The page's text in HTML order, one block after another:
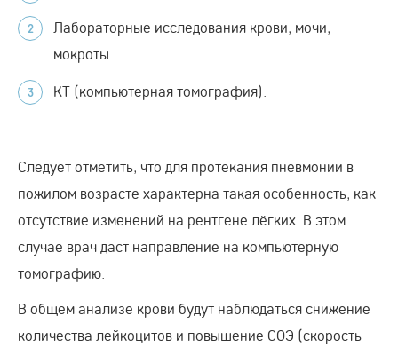
Лабораторные исследования крови, мочи,
мокроты.
КТ (компьютерная томография).
Следует отметить, что для протекания пневмонии в
пожилом возрасте характерна такая особенность, как
отсутствие изменений на рентгене лёгких. В этом
случае врач даст направление на компьютерную
томографию.
В общем анализе крови будут наблюдаться снижение
количества лейкоцитов и повышение СОЭ (скорость